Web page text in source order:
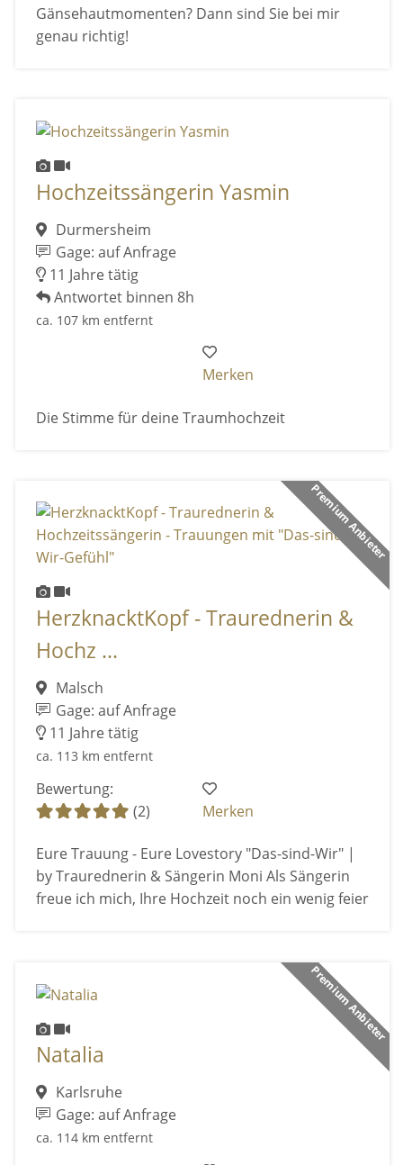
Gänsehautmomenten? Dann sind Sie bei mir
genau richtig!
Hochzeitssängerin Yasmin
Durmersheim
Gage: auf Anfrage
11 Jahre tätig
Antwortet binnen 8h
ca. 107 km entfernt
Merken
Die Stimme für deine Traumhochzeit
Premium Anbieter
HerzknacktKopf - Traurednerin &
Hochz ...
Malsch
Gage: auf Anfrage
11 Jahre tätig
ca. 113 km entfernt
Bewertung:
(2)
Merken
Eure Trauung - Eure Lovestory "Das-sind-Wir" |
by Traurednerin & Sängerin Moni Als Sängerin
freue ich mich, Ihre Hochzeit noch ein wenig feier
Premium Anbieter
Natalia
Karlsruhe
Gage: auf Anfrage
ca. 114 km entfernt